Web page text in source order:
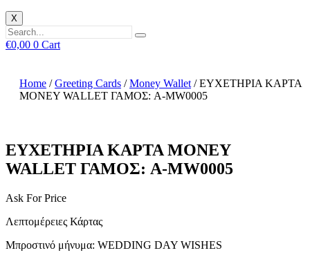
X
€0,00 0 Cart
Home /Greeting Cards /Money Wallet / ΕΥΧΕΤΗΡΙΑ ΚΑΡΤΑ
MONEY WALLET ΓΑΜΟΣ: A-MW0005
ΕΥΧΕΤΗΡΙΑ ΚΑΡΤΑ MONEY
WALLET ΓΑΜΟΣ: A-MW0005
Ask For Price
Λεπτομέρειες Κάρτας
Μπροστινό μήνυμα: WEDDING DAY WISHES